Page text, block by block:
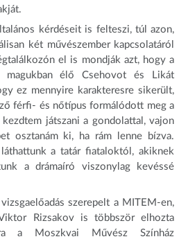
kérdéseit is felteszi, túl azon,
két művészember kapcsolatáról
el is mondják azt, hogy a
magukban élő Csehovot és Likát
ez mennyire karakteresre sikerült,
férfi- és nőtípus formálódott meg a
játszani a gondolattal, vajon
osztanám ki, ha rám lenne bízva.
a tatár fiataloktól, akiknek
a drámaíró viszonylag kevéssé
szerepelt a MITEM-en,
Rizsakov is többször elhozta
a Moszkvai Művész Színház